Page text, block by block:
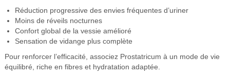
Réduction progressive des envies fréquentes d’uriner
Moins de réveils nocturnes
Confort global de la vessie amélioré
Sensation de vidange plus complète
Pour renforcer l’efficacité, associez Prostatricum à un mode de vie
équilibré, riche en fibres et hydratation adaptée.